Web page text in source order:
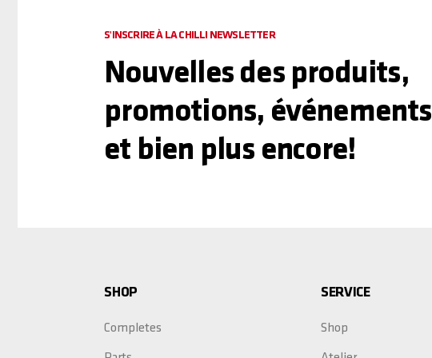
S'INSCRIRE À LA CHILLI NEWSLETTER
Nouvelles des produits,
promotions, événements
et bien plus encore!
SHOP
Completes
SERVICE
Shop